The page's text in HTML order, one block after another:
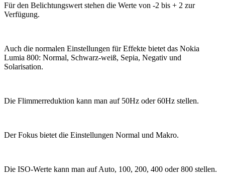
Für den Belichtungswert stehen die Werte von -2 bis + 2 zur
Verfügung.
Auch die normalen Einstellungen für Effekte bietet das Nokia
Lumia 800: Normal, Schwarz-weiß, Sepia, Negativ und
Solarisation.
Die Flimmerreduktion kann man auf 50Hz oder 60Hz stellen.
Der Fokus bietet die Einstellungen Normal und Makro.
Die ISO-Werte kann man auf Auto, 100, 200, 400 oder 800 stellen.